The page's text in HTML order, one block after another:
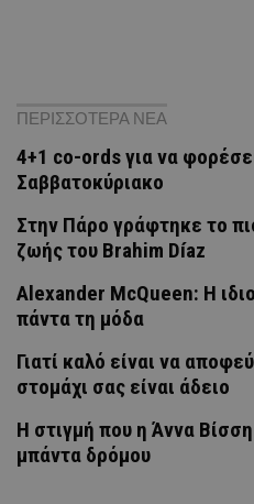
ΠΕΡΙΣΣΟΤΕΡΑ ΝΕΑ
4+1 co-ords για να
Σαββατοκύριακο
Στην Πάρο γράφτηκε το
ζωής του Brahim Díaz
Alexander McQueen: Η
πάντα τη μόδα
Γιατί καλό είναι να
στομάχι σας είναι άδειο
H στιγμή που η Άννα
μπάντα δρόμου